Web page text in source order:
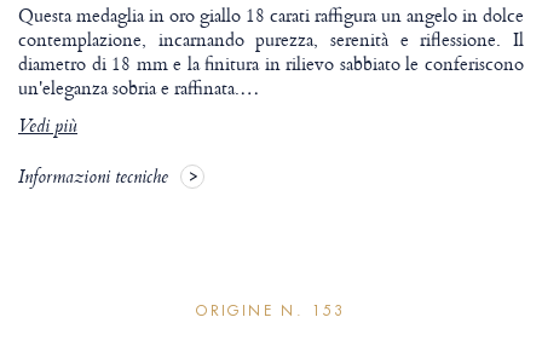
Questa medaglia in oro giallo 18 carati raffigura un angelo in dolce
contemplazione, incarnando purezza, serenità e riflessione. Il
diametro di 18 mm e la finitura in rilievo sabbiato le conferiscono
un'eleganza sobria e raffinata.…
Vedi più
Informazioni tecniche
ORIGINE N. 153